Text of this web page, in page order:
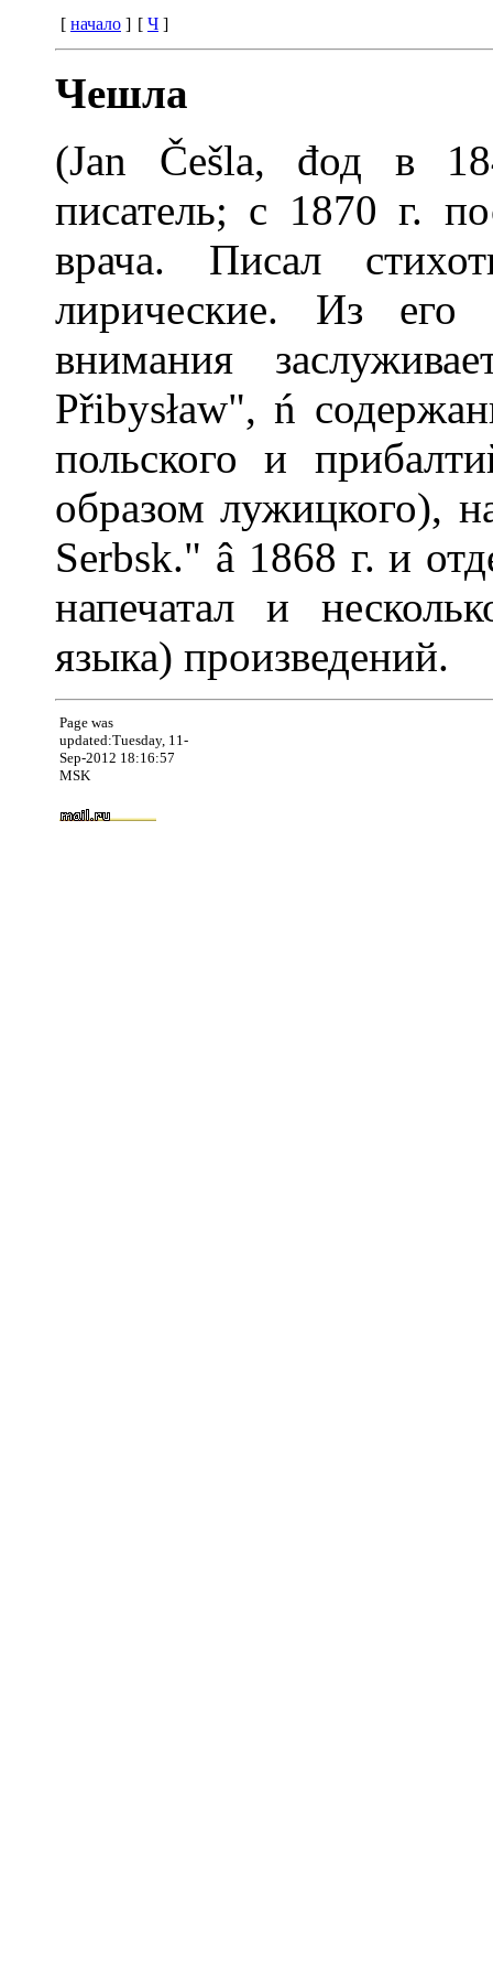
[ начало ] [ Ч ]
Чешла
(Jan Češla, đод в
писатель; с 1870 г.
врача. Писал
лирические. Из его
внимания
Přibysław", ń
польского и
образом лужицкого),
Serbsk." â 1868 г. и
напечатал и
языка) произведений.
Page was
updated:Tuesday, 11-
Sep-2012 18:16:57
MSK